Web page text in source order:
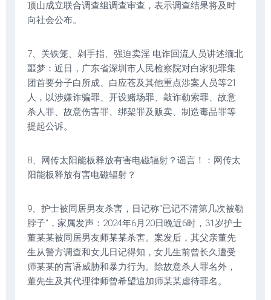
顶山成立联合调查组调查审查，表示调查结果将及时
向社会公布。
7、关铁笼、剁手指、强迫卖淫 电诈回流人员讲述缅北
噩梦：近日，广东省深圳市人民检察院对白家犯罪集
团首要分子白所成、白应苍及其他重点涉案人员等21
人，以涉嫌诈骗罪、开设赌场罪、敲诈勒索罪、故意
杀人罪、故意伤害罪、绑架罪及贩卖、制造毒品罪等
提起公诉。
8、网传太阳能板释放有害电磁辐射？谣言！：网传太
阳能板释放有害电磁辐射？
9、护士被同居男友杀害，日记称“已记不清第几次被勒
脖子”，家属发声：2024年6月20日晚近6时，31岁护士
董某某被同居男友师某某杀害。案发后，其父亲董先
生从警方调查和女儿日记得知，女儿生前曾长久遭受
师某某的言语威胁和暴力行为。除故意杀人罪名外，
董先生及其代理律师曾希望追加师某某虐待罪名。